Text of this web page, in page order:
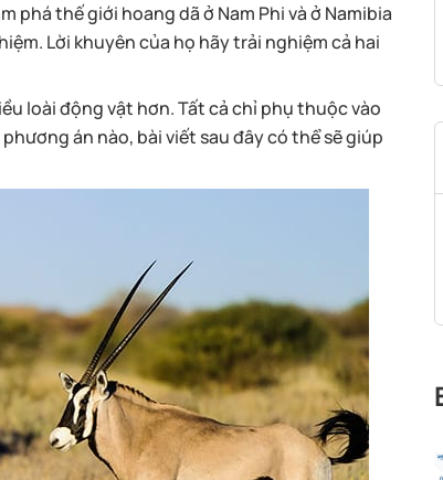
phá thế giới hoang dã ở Nam Phi và ở Namibia
Lời khuyên của họ hãy trải nghiệm cả hai
loài động vật hơn. Tất cả chỉ phụ thuộc vào
án nào, bài viết sau đây có thể sẽ giúp